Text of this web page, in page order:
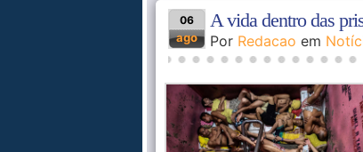
06
ago
A vida dentro das
Por Redacao em